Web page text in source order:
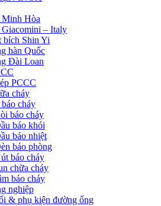
Minh Hòa
Giacomini – Italy
bích Shin Yi
hàn Quốc
Đài Loan
PCCC
cháy
cháy
báo cháy
báo khói
báo nhiệt
báo phòng
báo cháy
chữa cháy
báo cháy
nghiệp
& phụ kiện đường ống